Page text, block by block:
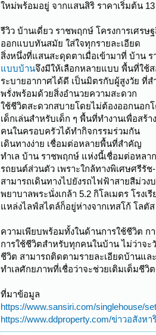
ใหม่พร้อมอยู่ จากแสนสิริ ราคาเริ่มต้น
รีวิว บ้านเดี่ยว ราชพฤกษ์ โครงการเศรษ
ออกแบบทันสมัย ใส่ใจทุกรายละเอียด
สิ่งหนึ่งที่แสนสะดุดตาเมื่อเข้ามาที่ บ้าน
แบบบ้านจึงมีให้เลือกหลายแบบ พื้นที่ใช้
ระบายอากาศได้ดี เป็นมิตรกับผู้สูงวัย ที่
พรั่งพร้อมด้วยสิ่งอำนวยความสะดวก
ใช้ชีวิตสะดวกสบายโดยไม่ต้องออกนอก
เด็กเล่นสำหรับเด็ก ๆ พื้นที่ทำงานเพื่อส
คนในครอบครัวได้ทำกิจกรรมร่วมกัน
เดินทางง่าย เชื่อมต่อหลายพื้นที่สำคัญ
ทำเล บ้าน ราชพฤกษ์ แห่งนี้เชื่อมต่อหล
รถยนต์ส่วนตัว เพราะใกล้ทางพิเศษศรีรั
สามารถเดินทางไปยังรถไฟฟ้าสายสีม่ว
พยาบาลพระนั่งเกล้า 5.2 กิโลเมตร โรง
แหล่งไลฟ์สไตล์ก็อยู่ห่างจากเทสโก้ โลตั
ความเพียบพร้อมทั้งในด้านการใช้ชีวิต
การใช้ชีวิตสำหรับทุกคนในบ้าน ไม่ว่าจ
ชีวิต สามารถติดตามรายละเอียดบ้านแล
ทำเลศักยภาพที่เชื่อว่าจะช่วยเติมเต็ม
ที่มาข้อมูล
https://www.sansiri.com/singlehouse/
https://www.ddproperty.com/ข่าวอสังห